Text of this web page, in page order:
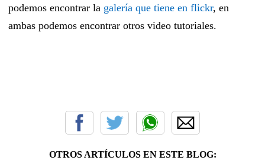
podemos encontrar la galería que tiene en flickr, en
ambas podemos encontrar otros video tutoriales.
OTROS ARTÍCULOS EN ESTE BLOG: